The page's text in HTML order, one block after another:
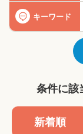
キーワード
条件に該
新着順